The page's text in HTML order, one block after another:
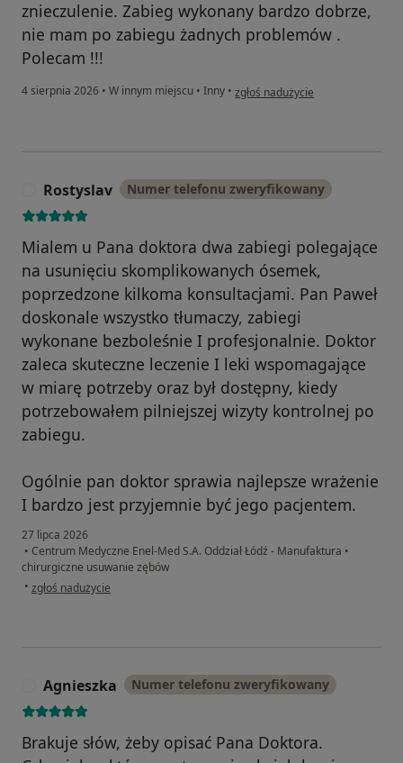
znieczulenie. Zabieg wykonany bardzo dobrze,
nie mam po zabiegu żadnych problemów .
Polecam !!!
4 sierpnia 2026 • W innym miejscu • Inny • w opinii użytkownika A.L
zgłoś nadużycie
Rostyslav Numer telefonu zweryfikowany
Mialem u Pana doktora dwa zabiegi polegające
na usunięciu skomplikowanych ósemek,
poprzedzone kilkoma konsultacjami. Pan Paweł
doskonale wszystko tłumaczy, zabiegi
wykonane bezboleśnie I profesjonalnie. Doktor
zaleca skuteczne leczenie I leki wspomagające
w miarę potrzeby oraz był dostępny, kiedy
potrzebowałem pilniejszej wizyty kontrolnej po
zabiegu.
Ogólnie pan doktor sprawia najlepsze wrażenie
I bardzo jest przyjemnie być jego pacjentem.
27 lipca 2026
• Centrum Medyczne Enel-Med S.A. Oddział Łódź - Manufaktura •
chirurgiczne usuwanie zębów
• w opinii użytkownika Rostyslav
zgłoś nadużycie
Agnieszka Numer telefonu zweryfikowany
Brakuje słów, żeby opisać Pana Doktora.